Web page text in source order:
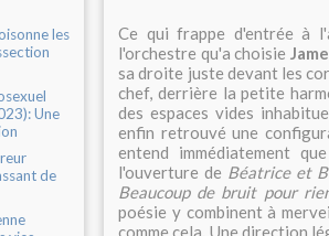
les
Une
de
Ce qui frappe d'entrée à
l'orchestre qu'a choisie
sa droite juste devant les
chef, derrière la petite
des espaces vides
enfin retrouvé une
entend immédiatement
l'ouverture de Béatrice et
Beaucoup de bruit pour
poésie y combinent à
comme cela. Une direction